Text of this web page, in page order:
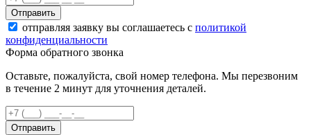
Отправить
отправляя заявку вы соглашаетесь с политикой
конфиденциальности
Форма обратного звонка
Оставьте, пожалуйста, свой номер телефона. Мы перезвоним
в течение 2 минут для уточнения деталей.
Отправить